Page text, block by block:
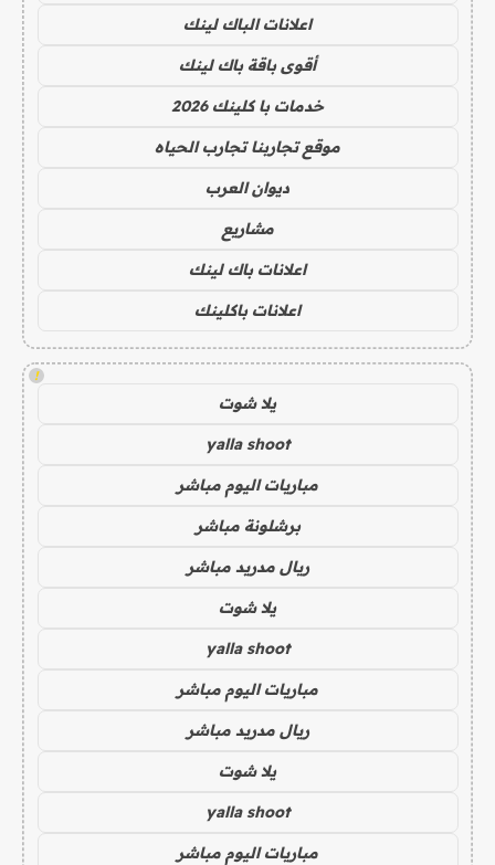
اعلانات الباك لينك
أقوى باقة باك لينك
خدمات با كلينك 2026
موقع تجاربنا تجارب الحياه
ديوان العرب
مشاريع
اعلانات باك لينك
اعلانات باكلينك
!
يلا شوت
yalla shoot
مباريات اليوم مباشر
برشلونة مباشر
ريال مدريد مباشر
يلا شوت
yalla shoot
مباريات اليوم مباشر
ريال مدريد مباشر
يلا شوت
yalla shoot
مباريات اليوم مباشر